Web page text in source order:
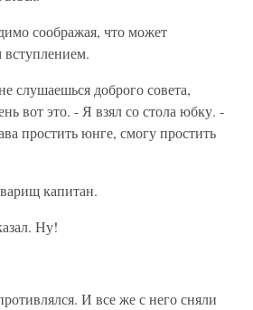
соображая, что может
вступлением.
слушаешься доброго совета,
вот это. - Я взял со стола юбку. -
простить юнге, смогу простить
капитан.
Ну!
И все же с него сняли